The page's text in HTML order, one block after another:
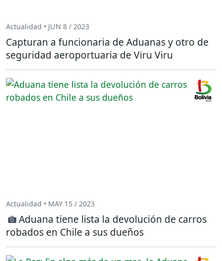
Actualidad • JUN 8 / 2023
Capturan a funcionaria de Aduanas y otro de
seguridad aeroportuaria de Viru Viru
Actualidad • MAY 15 / 2023
Aduana tiene lista la devolución de carros
robados en Chile a sus dueños